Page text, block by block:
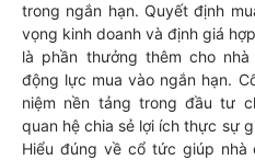
trong ngắn hạn. Quyết định
vọng kinh doanh và định giá
là phần thưởng thêm cho
động lực mua vào ngắn hạn.
niệm nền tảng trong đầu tư
quan hệ chia sẻ lợi ích thực sự
Hiểu đúng về cổ tức giúp